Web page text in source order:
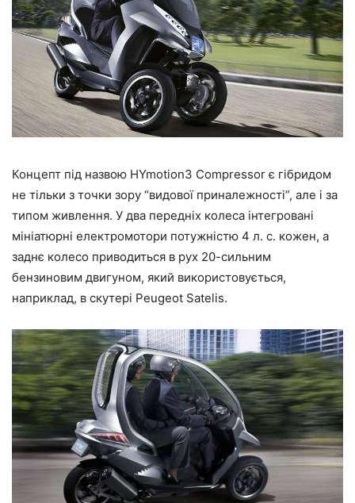
Концепт під назвою HYmotion3 Compressor є гібридом
не тільки з точки зору “видової приналежності”, але і за
типом живлення. У два передніх колеса інтегровані
мініатюрні електромотори потужністю 4 л. с. кожен, а
заднє колесо приводиться в рух 20-сильним
бензиновим двигуном, який використовується,
наприклад, в скутері Peugeot Satelis.